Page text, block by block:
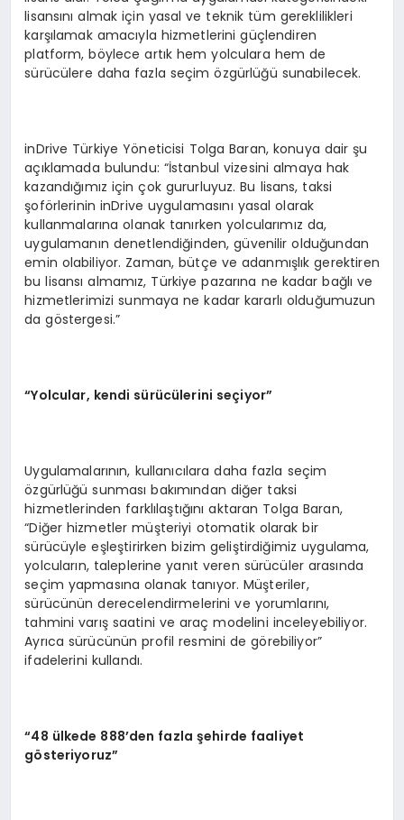
lisansını almak için yasal ve teknik tüm gereklilikleri
karşılamak amacıyla hizmetlerini güçlendiren
platform, böylece artık hem yolculara hem de
sürücülere daha fazla seçim özgürlüğü sunabilecek.
inDrive Türkiye Yöneticisi Tolga Baran, konuya dair şu
açıklamada bulundu: “İstanbul vizesini almaya hak
kazandığımız için çok gururluyuz. Bu lisans, taksi
şoförlerinin inDrive uygulamasını yasal olarak
kullanmalarına olanak tanırken yolcularımız da,
uygulamanın denetlendiğinden, güvenilir olduğundan
emin olabiliyor. Zaman, bütçe ve adanmışlık gerektiren
bu lisansı almamız, Türkiye pazarına ne kadar bağlı ve
hizmetlerimizi sunmaya ne kadar kararlı olduğumuzun
da göstergesi.”
“Yolcular, kendi sürücülerini seçiyor”
Uygulamalarının, kullanıcılara daha fazla seçim
özgürlüğü sunması bakımından diğer taksi
hizmetlerinden farklılaştığını aktaran Tolga Baran,
“Diğer hizmetler müşteriyi otomatik olarak bir
sürücüyle eşleştirirken bizim geliştirdiğimiz uygulama,
yolcuların, taleplerine yanıt veren sürücüler arasında
seçim yapmasına olanak tanıyor. Müşteriler,
sürücünün derecelendirmelerini ve yorumlarını,
tahmini varış saatini ve araç modelini inceleyebiliyor.
Ayrıca sürücünün profil resmini de görebiliyor”
ifadelerini kullandı.
“48 ülkede 888’den fazla şehirde faaliyet
gösteriyoruz”